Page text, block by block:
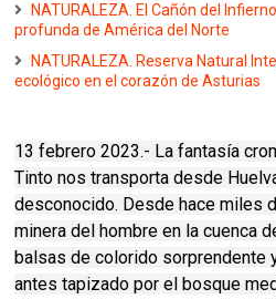
NATURALEZA. El Cañón del
profunda de América del Norte
NATURALEZA. Reserva Natural
ecológico en el corazón de Asturias
13 febrero 2023.- La fantasía
Tinto nos transporta desde
desconocido. Desde hace miles
minera del hombre en la cuenca
balsas de colorido sorprendente
antes tapizado por el bosque